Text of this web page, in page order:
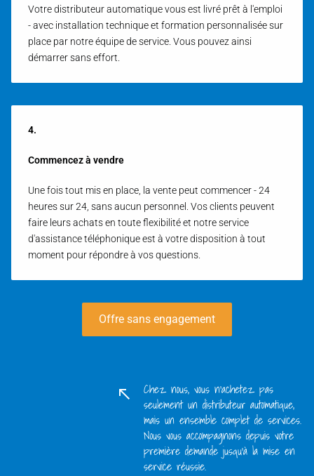
Votre distributeur automatique vous est livré prêt à l'emploi
- avec installation technique et formation personnalisée sur
place par notre équipe de service. Vous pouvez ainsi
démarrer sans effort.
4.
Commencez à vendre
Une fois tout mis en place, la vente peut commencer - 24
heures sur 24, sans aucun personnel. Vos clients peuvent
faire leurs achats en toute flexibilité et notre service
d'assistance téléphonique est à votre disposition à tout
moment pour répondre à vos questions.
Offre sans engagement
Chez nous, vous n'achetez pas
seulement un distributeur automatique,
mais un ensemble complet de services.
Nous vous accompagnons depuis votre
première demande jusqu'à la mise en
service réussie.